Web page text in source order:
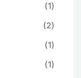
(1)
(2)
(1)
(1)